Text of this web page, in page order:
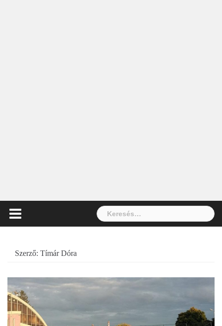
Keresés:
Szerző: Tímár Dóra